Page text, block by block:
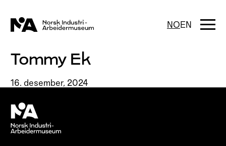
innhold
NOEN
Tommy Ek
16. desember, 2024